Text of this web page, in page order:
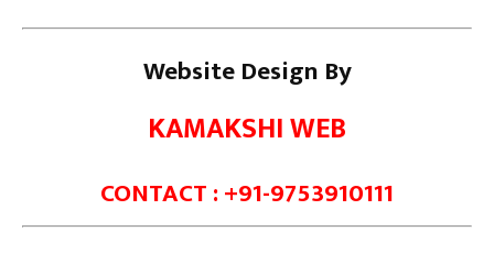
Website Design By
KAMAKSHI WEB
CONTACT : +91-9753910111